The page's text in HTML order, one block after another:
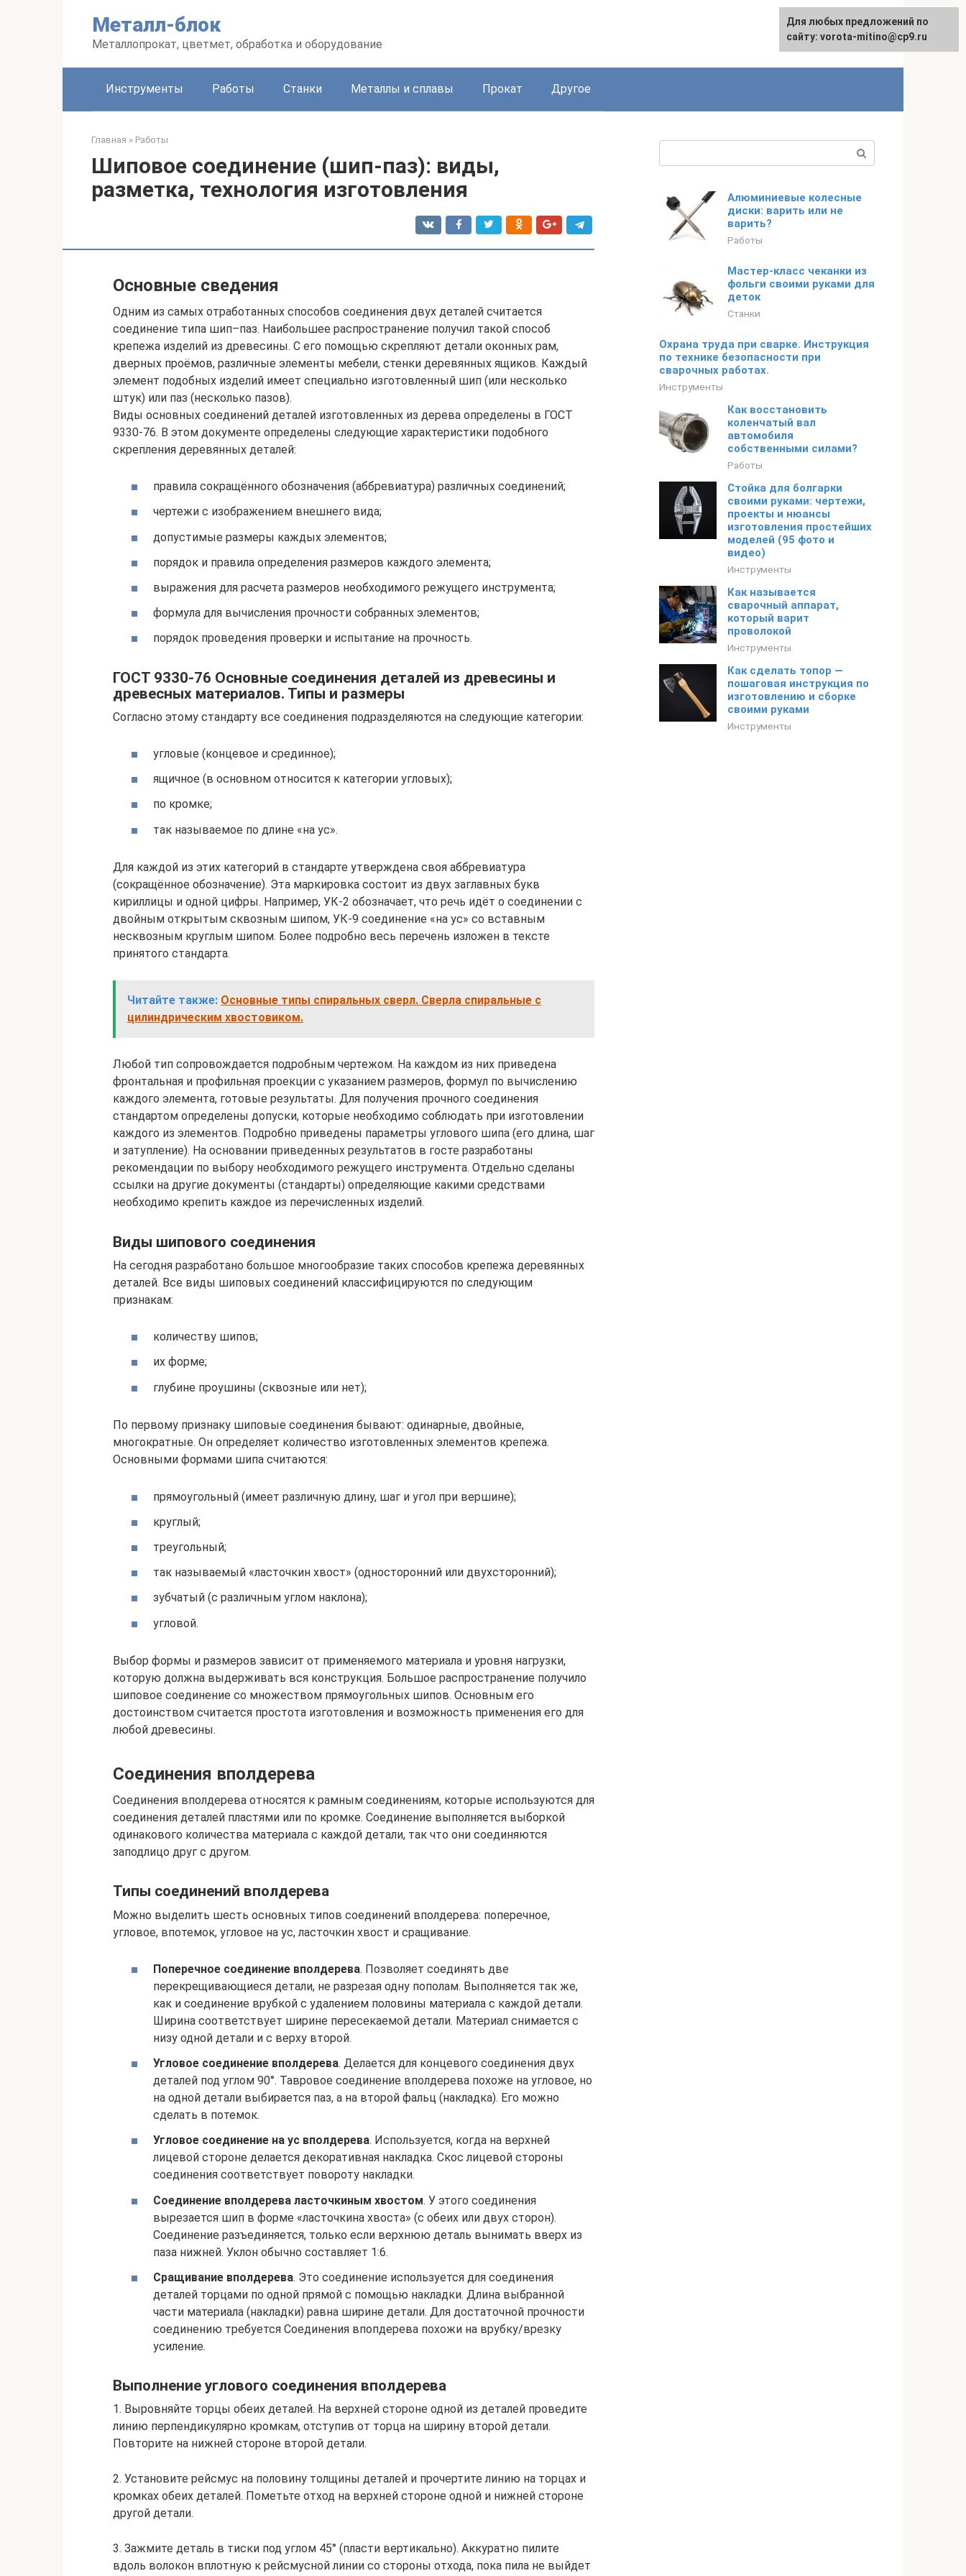
Металл-блок
Металлопрокат, цветмет, обработка и оборудование
Инструменты Работы Станки Металлы и сплавы Прокат Другое
Главная » Работы
Шиповое соединение (шип-паз): виды,
разметка, технология изготовления
Основные сведения
Одним из самых отработанных способов соединения двух деталей считается
соединение типа шип–паз. Наибольшее распространение получил такой способ
крепежа изделий из древесины. С его помощью скрепляют детали оконных рам,
дверных проёмов, различные элементы мебели, стенки деревянных ящиков. Каждый
элемент подобных изделий имеет специально изготовленный шип (или несколько
штук) или паз (несколько пазов).
Виды основных соединений деталей изготовленных из дерева определены в ГОСТ
9330-76. В этом документе определены следующие характеристики подобного
скрепления деревянных деталей:
правила сокращённого обозначения (аббревиатура) различных соединений;
чертежи с изображением внешнего вида;
допустимые размеры каждых элементов;
порядок и правила определения размеров каждого элемента;
выражения для расчета размеров необходимого режущего инструмента;
формула для вычисления прочности собранных элементов;
порядок проведения проверки и испытание на прочность.
ГОСТ 9330-76 Основные соединения деталей из древесины и
древесных материалов. Типы и размеры
Согласно этому стандарту все соединения подразделяются на следующие категории:
угловые (концевое и срединное);
ящичное (в основном относится к категории угловых);
по кромке;
так называемое по длине «на ус».
Для каждой из этих категорий в стандарте утверждена своя аббревиатура
(сокращённое обозначение). Эта маркировка состоит из двух заглавных букв
кириллицы и одной цифры. Например, УК-2 обозначает, что речь идёт о соединении с
двойным открытым сквозным шипом, УК-9 соединение «на ус» со вставным
несквозным круглым шипом. Более подробно весь перечень изложен в тексте
принятого стандарта.
Читайте также: Основные типы спиральных сверл. Сверла спиральные с
цилиндрическим хвостовиком.
Любой тип сопровождается подробным чертежом. На каждом из них приведена
фронтальная и профильная проекции с указанием размеров, формул по вычислению
каждого элемента, готовые результаты. Для получения прочного соединения
стандартом определены допуски, которые необходимо соблюдать при изготовлении
каждого из элементов. Подробно приведены параметры углового шипа (его длина, шаг
и затупление). На основании приведенных результатов в госте разработаны
рекомендации по выбору необходимого режущего инструмента. Отдельно сделаны
ссылки на другие документы (стандарты) определяющие какими средствами
необходимо крепить каждое из перечисленных изделий.
Виды шипового соединения
На сегодня разработано большое многообразие таких способов крепежа деревянных
деталей. Все виды шиповых соединений классифицируются по следующим
признакам:
количеству шипов;
их форме;
глубине проушины (сквозные или нет);
По первому признаку шиповые соединения бывают: одинарные, двойные,
многократные. Он определяет количество изготовленных элементов крепежа.
Основными формами шипа считаются:
прямоугольный (имеет различную длину, шаг и угол при вершине);
круглый;
треугольный;
так называемый «ласточкин хвост» (односторонний или двухсторонний);
зубчатый (с различным углом наклона);
угловой.
Выбор формы и размеров зависит от применяемого материала и уровня нагрузки,
которую должна выдерживать вся конструкция. Большое распространение получило
шиповое соединение со множеством прямоугольных шипов. Основным его
достоинством считается простота изготовления и возможность применения его для
любой древесины.
Соединения вполдерева
Соединения вполдерева относятся к рамным соединениям, которые используются для
соединения деталей пластями или по кромке. Соединение выполняется выборкой
одинакового количества материала с каждой детали, так что они соединяются
заподлицо друг с другом.
Типы соединений вполдерева
Можно выделить шесть основных типов соединений вполдерева: поперечное,
угловое, впотемок, угловое на ус, ласточкин хвост и сращивание.
Поперечное соединение вполдерева. Позволяет соединять две
перекрещивающиеся детали, не разрезая одну пополам. Выполняется так же,
как и соединение врубкой с удалением половины материала с каждой детали.
Ширина соответствует ширине пересекаемой детали. Материал снимается с
низу одной детали и с верху второй.
Угловое соединение вполдерева. Делается для концевого соединения двух
деталей под углом 90°. Тавровое соединение вполдерева похоже на угловое, но
на одной детали выбирается паз, а на второй фальц (накладка). Его можно
сделать в потемок.
Угловое соединение на ус вполдерева. Используется, когда на верхней
лицевой стороне делается декоративная накладка. Скос лицевой стороны
соединения соответствует повороту накладки.
Соединение вполдерева ласточкиным хвостом. У этого соединения
вырезается шип в форме «ласточкина хвоста» (с обеих или двух сторон).
Соединение разъединяется, только если верхнюю деталь вынимать вверх из
паза нижней. Уклон обычно составляет 1:6.
Сращивание вполдерева. Это соединение используется для соединения
деталей торцами по одной прямой с помощью накладки. Длина выбранной
части материала (накладки) равна ширине детали. Для достаточной прочности
соединению требуется Соединения впопдерева похожи на врубку/врезку
усиление.
Выполнение углового соединения вполдерева
1. Выровняйте торцы обеих деталей. На верхней стороне одной из деталей проведите
линию перпендикулярно кромкам, отступив от торца на ширину второй детали.
Повторите на нижней стороне второй детали.
2. Установите рейсмус на половину толщины деталей и прочертите линию на торцах и
кромках обеих деталей. Пометьте отход на верхней стороне одной и нижней стороне
другой детали.
3. Зажмите деталь в тиски под углом 45° (пласти вертикально). Аккуратно пилите
вдоль волокон вплотную к рейсмусной линии со стороны отхода, пока пила не выйдет
Алюминиевые колесные
диски: варить или не
варить?
Работы
Мастер-класс чеканки из
фольги своими руками для
деток
Станки
Охрана труда при сварке. Инструкция
по технике безопасности при
сварочных работах.
Инструменты
Как восстановить
коленчатый вал
автомобиля
собственными силами?
Работы
Стойка для болгарки
своими руками: чертежи,
проекты и нюансы
изготовления простейших
моделей (95 фото и
видео)
Инструменты
Как называется
сварочный аппарат,
который варит
проволокой
Инструменты
Как сделать топор —
пошаговая инструкция по
изготовлению и сборке
своими руками
Инструменты
Для любых предложений по
сайту: vorota-mitino@cp9.ru